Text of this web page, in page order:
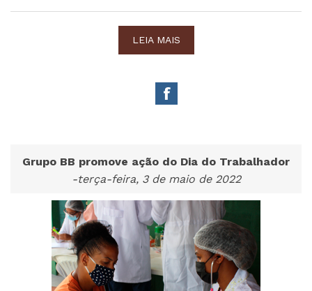
LEIA MAIS
Grupo BB promove ação do Dia do Trabalhador
-terça-feira, 3 de maio de 2022